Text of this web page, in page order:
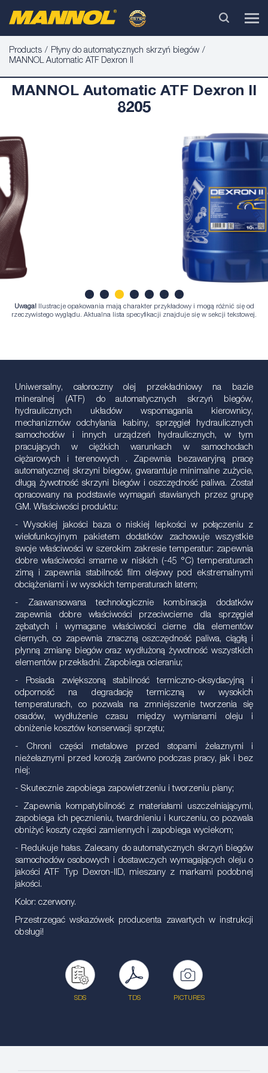
Products
Płyny do automatycznych skrzyń biegów
MANNOL Automatic ATF Dexron II
MANNOL Automatic ATF Dexron II
8205
1 3 4 5 6 7
Uwaga! Ilustracje opakowania mają charakter przykładowy i mogą różnić się od
rzeczywistego wyglądu. Aktualna lista specyfikacji znajduje się w sekcji tekstowej.
Uniwersalny, całoroczny olej przekładniowy na bazie
mineralnej (ATF) do automatycznych skrzyń biegów,
hydraulicznych układów wspomagania kierownicy,
mechanizmów odchylania kabiny, sprzęgieł hydraulicznych
samochodów i innych urządzeń hydraulicznych, w tym
pracujących w ciężkich warunkach w samochodach
ciężarowych i terenowych . Zapewnia bezawaryjną pracę
automatycznej skrzyni biegów, gwarantuje minimalne zużycie,
długą żywotność skrzyni biegów i oszczędność paliwa. Został
opracowany na podstawie wymagań stawianych przez grupę
GM. Właściwości produktu:
- Wysokiej jakości baza o niskiej lepkości w połączeniu z
wielofunkcyjnym pakietem dodatków zachowuje wszystkie
swoje właściwości w szerokim zakresie temperatur: zapewnia
dobre właściwości smarne w niskich (-45 °C) temperaturach
zimą i zapewnia stabilność film olejowy pod ekstremalnymi
obciążeniami i w wysokich temperaturach latem;
- Zaawansowana technologicznie kombinacja dodatków
zapewnia dobre właściwości przeciwcierne dla sprzęgieł
zębatych i wymagane właściwości cierne dla elementów
ciernych, co zapewnia znaczną oszczędność paliwa, ciągłą i
płynną zmianę biegów oraz wydłużoną żywotność wszystkich
elementów przekładni. Zapobiega ocieraniu;
- Posiada zwiększoną stabilność termiczno-oksydacyjną i
odporność na degradację termiczną w wysokich
temperaturach, co pozwala na zmniejszenie tworzenia się
osadów, wydłużenie czasu między wymianami oleju i
obniżenie kosztów konserwacji sprzętu;
- Chroni części metalowe przed stopami żelaznymi i
nieżelaznymi przed korozją zarówno podczas pracy, jak i bez
niej;
- Skutecznie zapobiega zapowietrzeniu i tworzeniu piany;
- Zapewnia kompatybilność z materiałami uszczelniającymi,
zapobiega ich pęcznieniu, twardnieniu i kurczeniu, co pozwala
obniżyć koszty części zamiennych i zapobiega wyciekom;
- Redukuje hałas. Zalecany do automatycznych skrzyń biegów
samochodów osobowych i dostawczych wymagających oleju o
jakości ATF Typ Dexron-IID, mieszany z markami podobnej
jakości.
Kolor: czerwony.
Przestrzegać wskazówek producenta zawartych w instrukcji
obsługi!
SDS TDS PICTURES